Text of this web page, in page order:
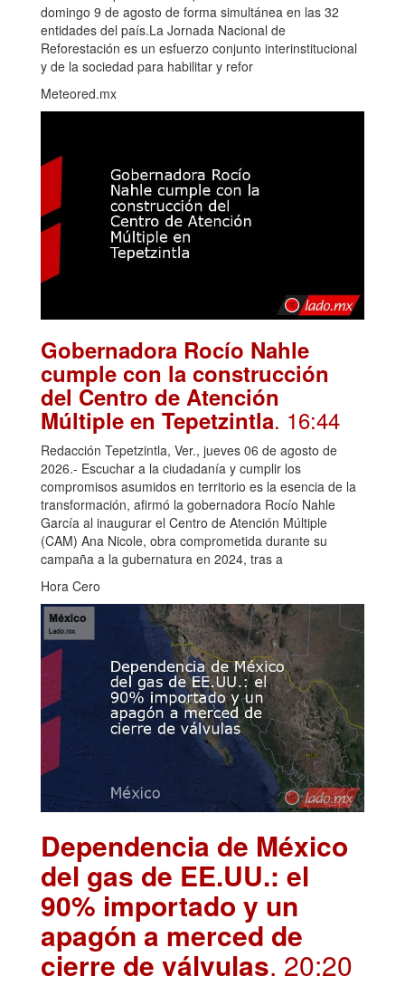
domingo 9 de agosto de forma simultánea en las 32
entidades del país.La Jornada Nacional de
Reforestación es un esfuerzo conjunto interinstitucional
y de la sociedad para habilitar y refor
Meteored.mx
Gobernadora Rocío Nahle
cumple con la construcción
del Centro de Atención
Múltiple en Tepetzintla. 16:44
Redacción Tepetzintla, Ver., jueves 06 de agosto de
2026.- Escuchar a la ciudadanía y cumplir los
compromisos asumidos en territorio es la esencia de la
transformación, afirmó la gobernadora Rocío Nahle
García al inaugurar el Centro de Atención Múltiple
(CAM) Ana Nicole, obra comprometida durante su
campaña a la gubernatura en 2024, tras a
Hora Cero
Dependencia de México
del gas de EE.UU.: el
90% importado y un
apagón a merced de
cierre de válvulas. 20:20